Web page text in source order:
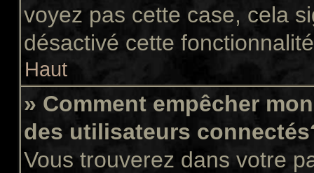
voyez pas cette case, cela
désactivé cette
Haut
» Comment empêcher
des utilisateurs
Vous trouverez dans votre